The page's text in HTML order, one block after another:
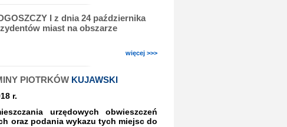
I z dnia 24 października
miast na obszarze
więcej >>>
PIOTRKÓW KUJAWSKI
r.
urzędowych obwieszczeń
oraz podania wykazu tych miejsc do